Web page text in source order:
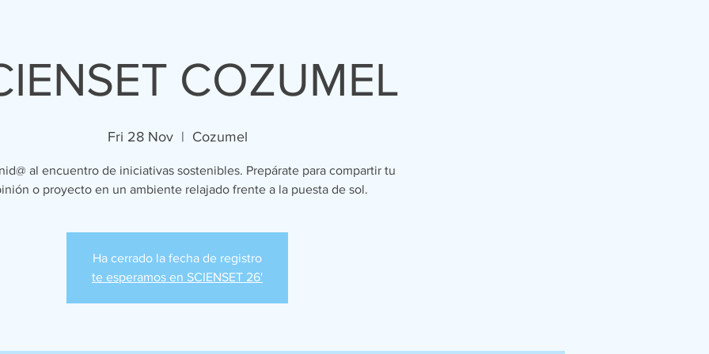
COZUMEL
Fri 28 Nov
  |
Cozumel
al encuentro de iniciativas sostenibles. Prepárate para compartir tu
o proyecto en un ambiente relajado frente a la puesta de sol.
Ha cerrado la fecha de registro
te esperamos en SCIENSET 26'